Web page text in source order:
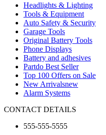
Headlights & Lighting
Tools & Equipment
Auto Safety & Security
Garage Tools
Original Battery Tools
Phone Displays
Battery and adhesives
Partdo Best Seller
Top 100 Offers on Sale
New Arrivalsnew
Alarm Systems
CONTACT DETAILS
555-555-5555